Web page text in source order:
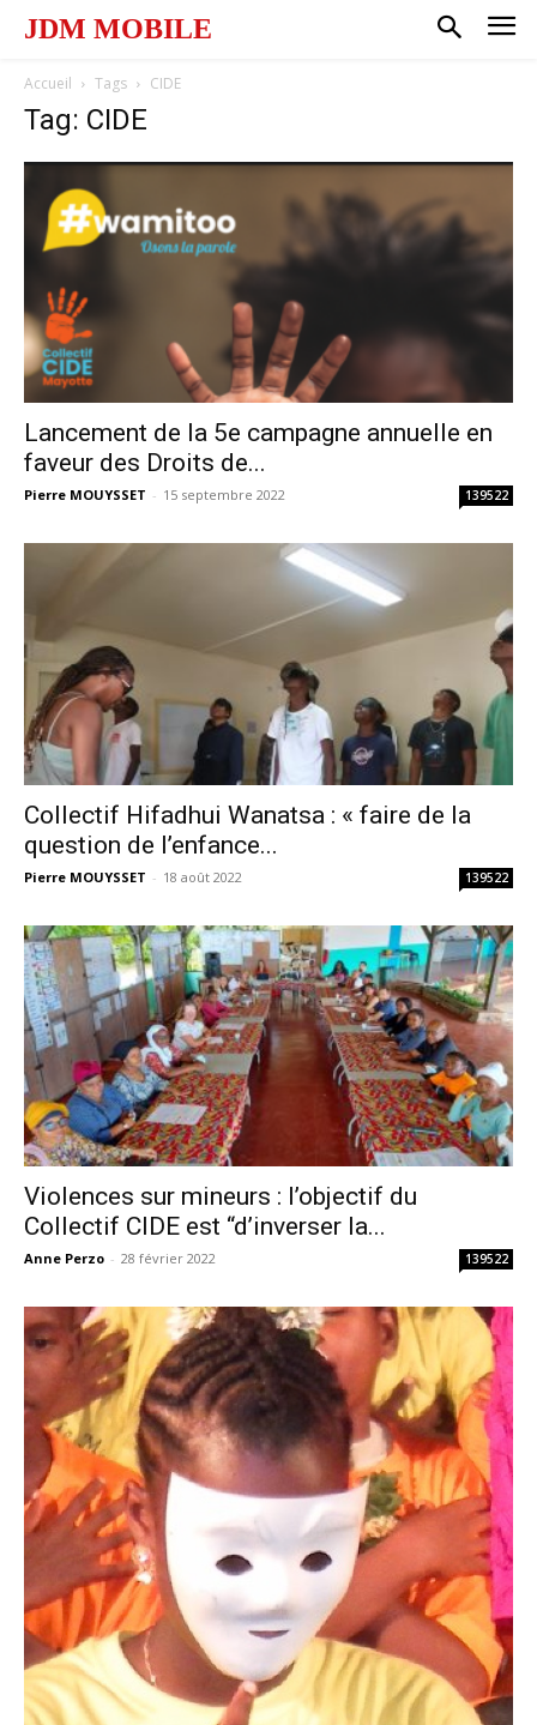
JDM MOBILE
Accueil Tags CIDE
Tag: CIDE
Lancement de la 5e campagne annuelle en
faveur des Droits de...
Pierre MOUYSSET - 15 septembre 2022 139522
Collectif Hifadhui Wanatsa : « faire de la
question de l’enfance...
Pierre MOUYSSET - 18 août 2022 139522
Violences sur mineurs : l’objectif du
Collectif CIDE est “d’inverser la...
Anne Perzo - 28 février 2022 139522